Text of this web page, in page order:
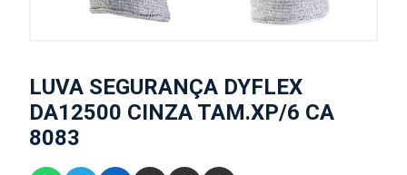
LUVA SEGURANÇA DYFLEX
DA12500 CINZA TAM.XP/6 CA
8083